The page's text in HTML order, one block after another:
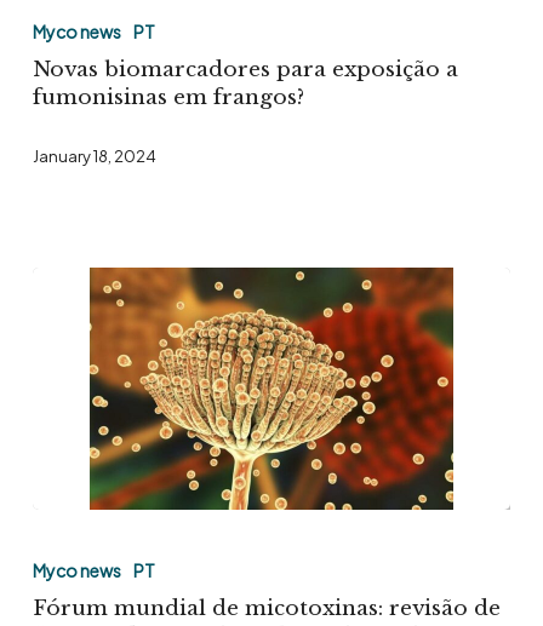
biomarcadores
para
exposição
fumonisinas
Myco news PT
Novas biomarcadores para exposição a
fumonisinas em frangos?
January 18, 2024
mundial
de
Myco news PT
Fórum mundial de micotoxinas: revisão de